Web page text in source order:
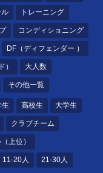
ル トレーニング
コンディショニング
DF（ディフェンダー ）
） 大人数
その他一覧
生 高校生 大学生
クラブチーム
上位）
11-20人 21-30人